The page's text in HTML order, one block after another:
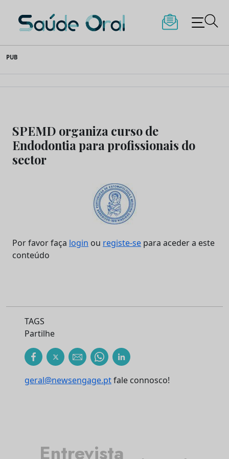
to
content
Saúde Oral
PUB
SPEMD organiza curso de
Endodontia para profissionais do
sector
Por favor faça login ou registe-se para aceder a este
conteúdo
TAGS
Partilhe
geral@newsengage.ptfale connosco!
Entrevista